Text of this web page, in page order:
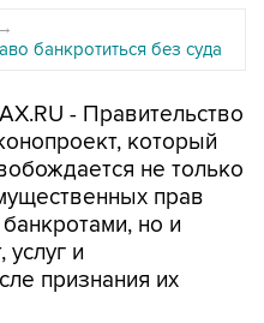
→
банкротиться без суда
- Правительство
который
не только
прав
но и
и
признания их